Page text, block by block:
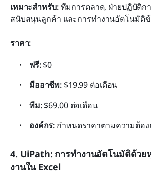
เหมาะสำหรับ: ทีมการตลาด, ฝ่ายปฏิบัติก
สนับสนุนลูกค้า และการทำงานอัตโนมัติ
ราคา:
ฟรี: $0
มืออาชีพ: $19.99 ต่อเดือน
ทีม: $69.00 ต่อเดือน
องค์กร: กำหนดราคาตามความต้อง
4. UiPath: การทำงานอัตโนมัติด้ว
งานใน Excel